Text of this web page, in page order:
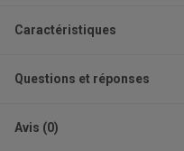
Caractéristiques
Questions et réponses
Avis (0)